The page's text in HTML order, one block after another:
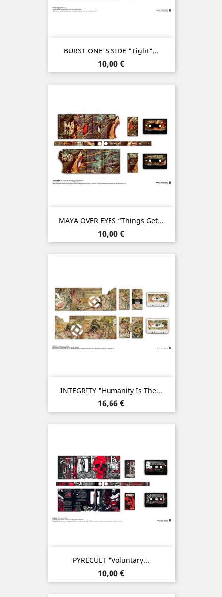
BURST ONE'S SIDE "Tight"...
Prix
10,00 €
MAYA OVER EYES “Things Get...
Prix
10,00 €
INTEGRITY "Humanity Is The...
Prix
16,66 €
PYRECULT "Voluntary...
Prix
10,00 €